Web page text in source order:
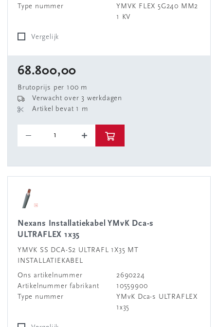
Type nummer
YMVK FLEX 5G240 MM2
1 KV
Vergelijk
68.800,00
Brutoprijs per 100 m
Verwacht over 3 werkdagen
Artikel bevat 1 m
Nexans Installatiekabel YMvK Dca-s
ULTRAFLEX 1x35
YMVK SS DCA-S2 ULTRAFL 1X35 MT
INSTALLATIEKABEL
Ons artikelnummer
2690224
Artikelnummer fabrikant
10559900
Type nummer
YMvK Dca-s ULTRAFLEX
1x35